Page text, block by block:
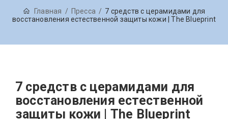
Главная Пресса
7 средств с церамидами для
восстановления естественной защиты кожи | The Blueprint
7 средств с церамидами для
восстановления естественной
защиты кожи | The Blueprint